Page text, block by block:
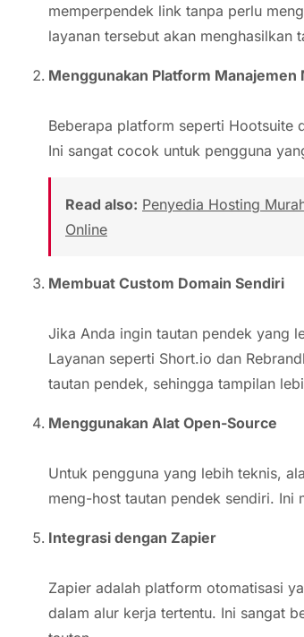
memperpendek link tanpa perlu
layanan tersebut akan menghasilkan
Menggunakan Platform Manajemen
Beberapa platform seperti Hootsuite
Ini sangat cocok untuk pengguna
Read also: Penyedia Hosting
Online
Membuat Custom Domain Sendiri
Jika Anda ingin tautan pendek yang
Layanan seperti Short.io dan
tautan pendek, sehingga tampilan
Menggunakan Alat Open-Source
Untuk pengguna yang lebih teknis,
meng-host tautan pendek sendiri. Ini
Integrasi dengan Zapier
Zapier adalah platform otomatisasi
dalam alur kerja tertentu. Ini sangat